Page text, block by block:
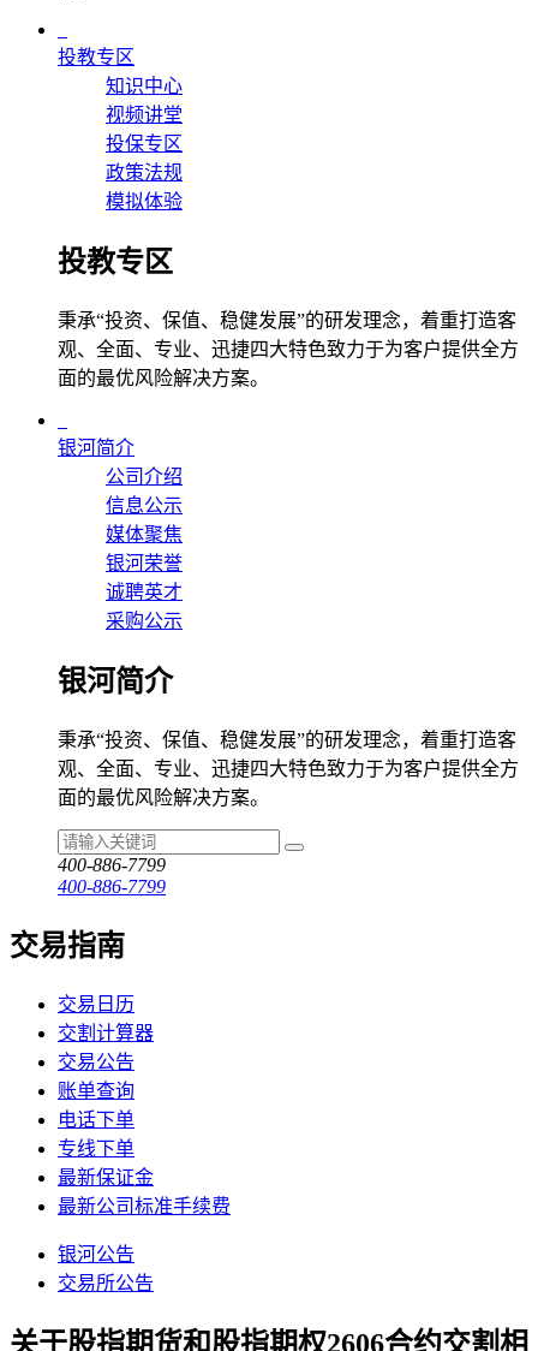
投教专区
知识中心
视频讲堂
投保专区
政策法规
模拟体验
投教专区
秉承“投资、保值、稳健发展”的研发理念，着重打造客
观、全面、专业、迅捷四大特色致力于为客户提供全方
面的最优风险解决方案。
银河简介
公司介绍
信息公示
媒体聚焦
银河荣誉
诚聘英才
采购公示
银河简介
秉承“投资、保值、稳健发展”的研发理念，着重打造客
观、全面、专业、迅捷四大特色致力于为客户提供全方
面的最优风险解决方案。
400-886-7799
400-886-7799
交易指南
交易日历
交割计算器
交易公告
账单查询
电话下单
专线下单
最新保证金
最新公司标准手续费
银河公告
交易所公告
关于股指期货和股指期权2606合约交割相